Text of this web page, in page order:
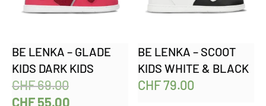
BE LENKA – GLADE
KIDS DARK KIDS
CHF69.00
CHF55.00
BE LENKA – SCOOT
KIDS WHITE & BLACK
CHF79.00